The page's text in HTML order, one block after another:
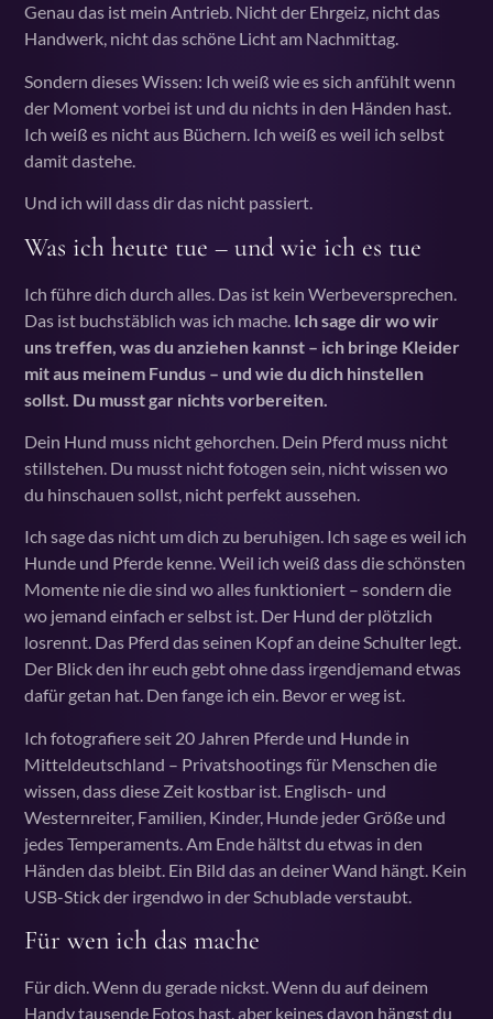
Genau das ist mein Antrieb. Nicht der Ehrgeiz, nicht das
Handwerk, nicht das schöne Licht am Nachmittag.
Sondern dieses Wissen: Ich weiß wie es sich anfühlt wenn
der Moment vorbei ist und du nichts in den Händen hast.
Ich weiß es nicht aus Büchern. Ich weiß es weil ich selbst
damit dastehe.
Und ich will dass dir das nicht passiert.
Was ich heute tue – und wie ich es tue
Ich führe dich durch alles. Das ist kein Werbeversprechen.
Das ist buchstäblich was ich mache. Ich sage dir wo wir
uns treffen, was du anziehen kannst – ich bringe Kleider
mit aus meinem Fundus – und wie du dich hinstellen
sollst. Du musst gar nichts vorbereiten.
Dein Hund muss nicht gehorchen. Dein Pferd muss nicht
stillstehen. Du musst nicht fotogen sein, nicht wissen wo
du hinschauen sollst, nicht perfekt aussehen.
Ich sage das nicht um dich zu beruhigen. Ich sage es weil ich
Hunde und Pferde kenne. Weil ich weiß dass die schönsten
Momente nie die sind wo alles funktioniert – sondern die
wo jemand einfach er selbst ist. Der Hund der plötzlich
losrennt. Das Pferd das seinen Kopf an deine Schulter legt.
Der Blick den ihr euch gebt ohne dass irgendjemand etwas
dafür getan hat. Den fange ich ein. Bevor er weg ist.
Ich fotografiere seit 20 Jahren Pferde und Hunde in
Mitteldeutschland – Privatshootings für Menschen die
wissen, dass diese Zeit kostbar ist. Englisch- und
Westernreiter, Familien, Kinder, Hunde jeder Größe und
jedes Temperaments. Am Ende hältst du etwas in den
Händen das bleibt. Ein Bild das an deiner Wand hängt. Kein
USB-Stick der irgendwo in der Schublade verstaubt.
Für wen ich das mache
Für dich. Wenn du gerade nickst. Wenn du auf deinem
Handy tausende Fotos hast, aber keines davon hängst du